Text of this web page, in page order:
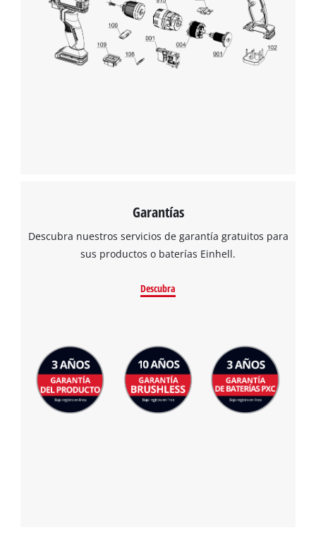
visitor. The website owner needs to setup
the site with their CMP to add this content
to the list of technologies used.
Powered byUsercentrics Consent
Garantías
Descubra nuestros servicios de garantía gratuitos para
sus productos o baterías Einhell.
Descubra